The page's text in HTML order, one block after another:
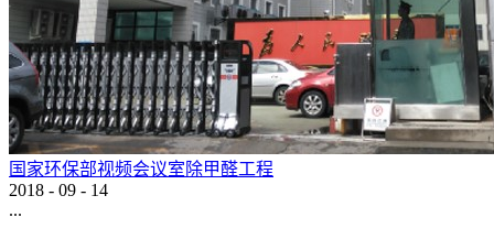
国家环保部视频会议室除甲醛工程
2018 - 09 - 14
...